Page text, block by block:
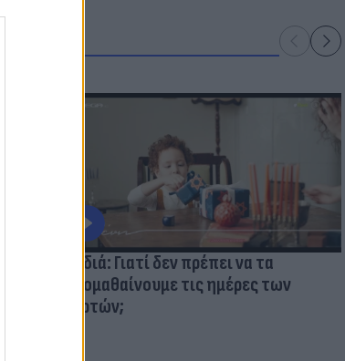
Παιδιά: Γιατί δεν πρέπει να τα
κακομαθαίνουμε τις ημέρες των
γιορτών;